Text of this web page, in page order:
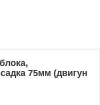
75мм (двигун